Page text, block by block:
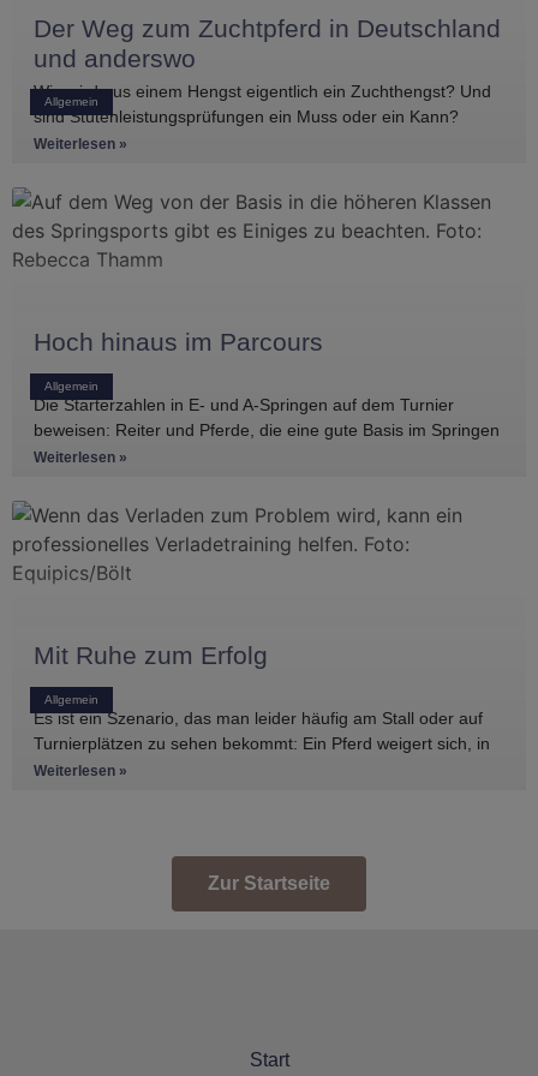
Allgemein
Der Weg zum Zuchtpferd in Deutschland
und anderswo
Wie wird aus einem Hengst eigentlich ein Zuchthengst? Und
sind Stutenleistungsprüfungen ein Muss oder ein Kann?
Einblicke in die Regelwerke
Weiterlesen »
Allgemein
Hoch hinaus im Parcours
Die Starterzahlen in E- und A-Springen auf dem Turnier
beweisen: Reiter und Pferde, die eine gute Basis im Springen
haben, gibt es
Weiterlesen »
Allgemein
Mit Ruhe zum Erfolg
Es ist ein Szenario, das man leider häufig am Stall oder auf
Turnierplätzen zu sehen bekommt: Ein Pferd weigert sich, in
den Anhänger zu
Weiterlesen »
Zur Startseite
Start